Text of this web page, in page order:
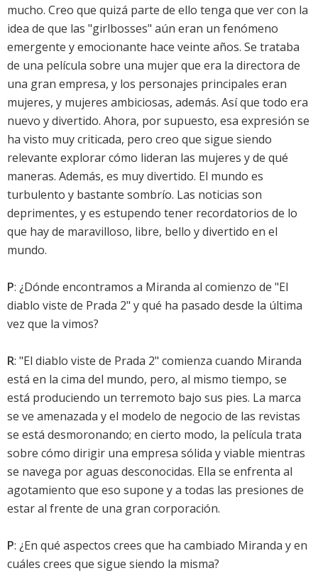
mucho. Creo que quizá parte de ello tenga que ver con la
idea de que las "girlbosses" aún eran un fenómeno
emergente y emocionante hace veinte años. Se trataba
de una película sobre una mujer que era la directora de
una gran empresa, y los personajes principales eran
mujeres, y mujeres ambiciosas, además. Así que todo era
nuevo y divertido. Ahora, por supuesto, esa expresión se
ha visto muy criticada, pero creo que sigue siendo
relevante explorar cómo lideran las mujeres y de qué
maneras. Además, es muy divertido. El mundo es
turbulento y bastante sombrío. Las noticias son
deprimentes, y es estupendo tener recordatorios de lo
que hay de maravilloso, libre, bello y divertido en el
mundo.
P: ¿Dónde encontramos a Miranda al comienzo de "El
diablo viste de Prada 2" y qué ha pasado desde la última
vez que la vimos?
R: "El diablo viste de Prada 2" comienza cuando Miranda
está en la cima del mundo, pero, al mismo tiempo, se
está produciendo un terremoto bajo sus pies. La marca
se ve amenazada y el modelo de negocio de las revistas
se está desmoronando; en cierto modo, la película trata
sobre cómo dirigir una empresa sólida y viable mientras
se navega por aguas desconocidas. Ella se enfrenta al
agotamiento que eso supone y a todas las presiones de
estar al frente de una gran corporación.
P: ¿En qué aspectos crees que ha cambiado Miranda y en
cuáles crees que sigue siendo la misma?